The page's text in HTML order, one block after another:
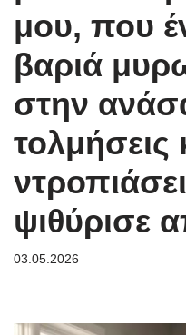
μου, που
βαριά
στην
τολμήσεις
ψιθύρισε
03.05.2026